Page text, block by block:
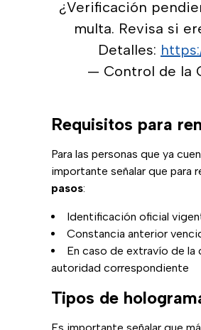
¿Verificación
multa. Revisa si
Detalles:
— Control de la
Requisitos para
Para las personas que ya
importante señalar que para
pasos:
Identificación oficial
Constancia anterior
En caso de extravío de
autoridad correspondiente
Tipos de